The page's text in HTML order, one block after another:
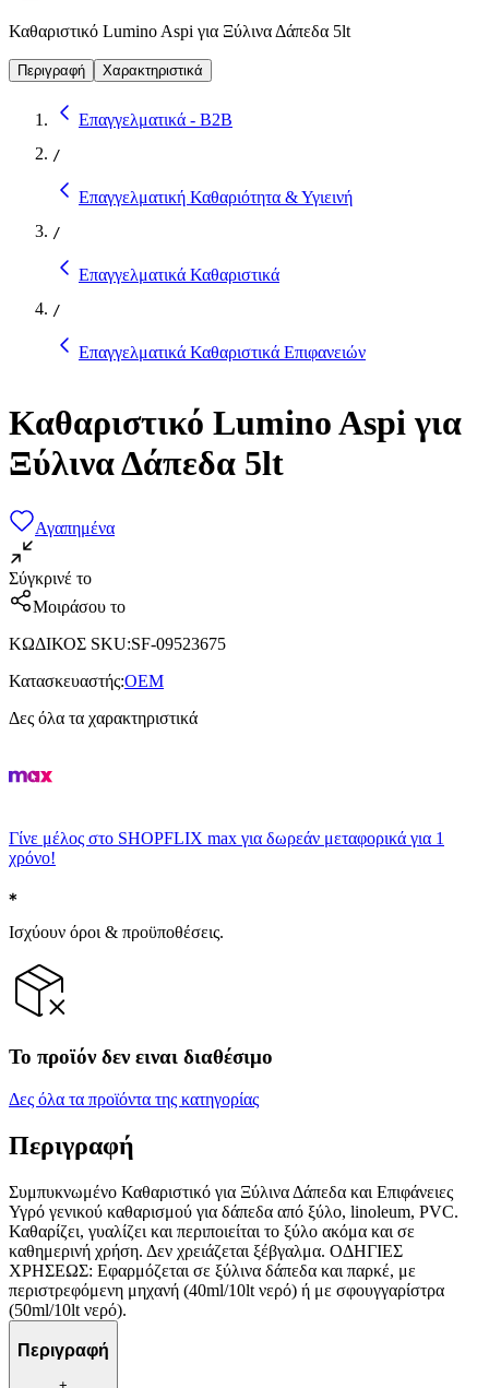
Καθαριστικό Lumino Aspi για Ξύλινα Δάπεδα 5lt
Περιγραφή Χαρακτηριστικά
Επαγγελματικά - B2B
/
Επαγγελματική Καθαριότητα & Υγιεινή
/
Επαγγελματικά Καθαριστικά
/
Επαγγελματικά Καθαριστικά Επιφανειών
Καθαριστικό Lumino Aspi για
Ξύλινα Δάπεδα 5lt
Αγαπημένα
Σύγκρινέ το
Μοιράσου το
ΚΩΔΙΚΟΣ SKU:SF-09523675
Κατασκευαστής:OEM
Δες όλα τα χαρακτηριστικά
Γίνε μέλος στο SHOPFLIX max για δωρεάν μεταφορικά για 1
χρόνο!
Ισχύουν όροι & προϋποθέσεις.
Το προϊόν δεν ειναι διαθέσιμο
Δες όλα τα προϊόντα της κατηγορίας
Περιγραφή
Συμπυκνωμένο Καθαριστικό για Ξύλινα Δάπεδα και Επιφάνειες
Υγρό γενικού καθαρισμού για δάπεδα από ξύλο, linoleum, PVC.
Καθαρίζει, γυαλίζει και περιποιείται το ξύλο ακόμα και σε
καθημερινή χρήση. Δεν χρειάζεται ξέβγαλμα. ΟΔΗΓΙΕΣ
ΧΡΗΣΕΩΣ: Εφαρμόζεται σε ξύλινα δάπεδα και παρκέ, με
περιστρεφόμενη μηχανή (40ml/10lt νερό) ή με σφουγγαρίστρα
(50ml/10lt νερό).
Περιγραφή